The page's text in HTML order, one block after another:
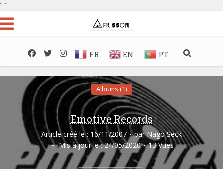
" "
FR EN PT
Albums (1)
Emotive Records
Article créé le : 16/11/2007 par Nago Seck
Mis à jour le : 24/05/2020
13 Vues